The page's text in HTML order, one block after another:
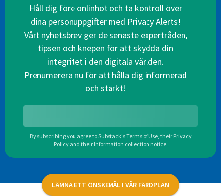
Håll dig före onlinhot och ta kontroll över
dina personuppgifter med Privacy Alerts!
Vårt nyhetsbrev ger de senaste expertråden,
tipsen och knepen för att skydda din
integritet i den digitala världen.
Prenumerera nu för att hålla dig informerad
och stärkt!
By subscribing you agree toSubstack's Terms of Use, their Privacy
Policy and their Information collection notice.
LÄMNA ETT ÖNSKEMÅL I VÅR FÄRDPLAN